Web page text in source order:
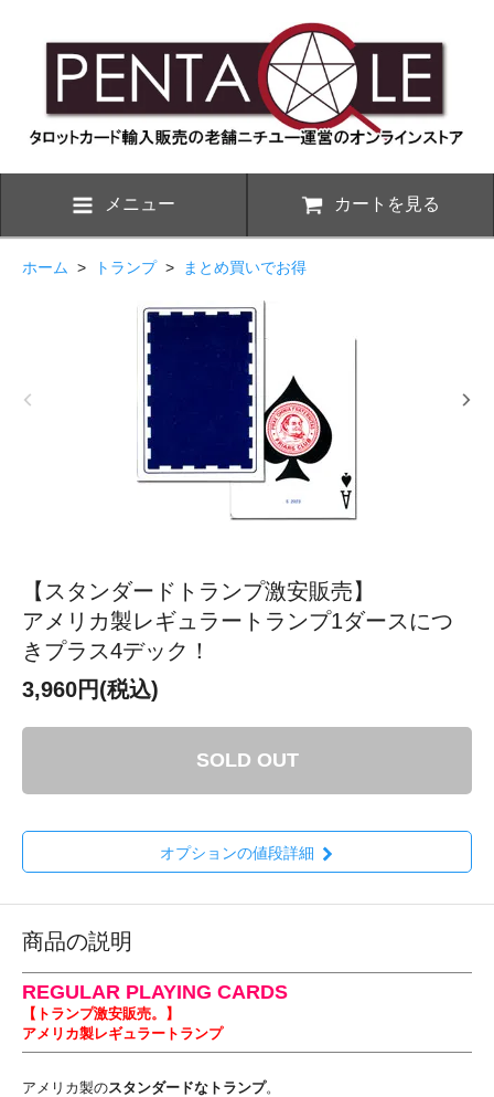
メニュー カートを見る
ホーム > トランプ> まとめ買いでお得
【スタンダードトランプ激安販売】
アメリカ製レギュラートランプ1ダースにつ
きプラス4デック！
3,960円(税込)
SOLD OUT
オプションの値段詳細
商品の説明
REGULAR PLAYING CARDS
【トランプ激安販売。】
アメリカ製レギュラートランプ
アメリカ製のスタンダードなトランプ。